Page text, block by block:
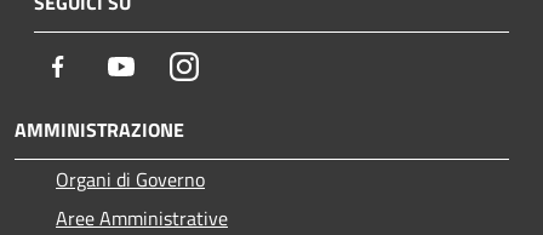
Facebook YoutubeInstagram
AMMINISTRAZIONE
Organi di Governo
Aree Amministrative